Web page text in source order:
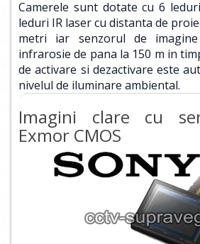
Camerele sunt dotate cu 6
leduri IR laser cu distanta de
metri iar senzorul de
infrarosie de pana la 150 m in
de activare si dezactivare este
nivelul de iluminare ambiental.
Imagini clare cu
Exmor CMOS